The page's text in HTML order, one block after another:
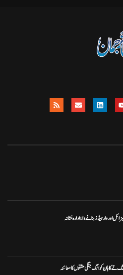
اور وار ہیڈز بنانے والا ادارہ نشانہ
تے کا ہان کوانگ جنگی مشقوں کا معائنہ